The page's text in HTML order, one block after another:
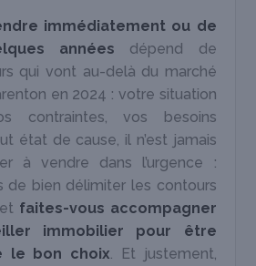
immédiatement ou de
années dépend de
qui vont au-delà du marché
en 2024 : votre situation
contraintes, vos besoins
état de cause, il n’est jamais
à vendre dans l’urgence :
de bien délimiter les contours
faites-vous accompagner
immobilier pour être
le bon choix. Et justement,